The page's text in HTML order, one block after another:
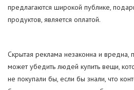
предлагаются широкой публике,
продуктов, является оплатой.
Скрытая реклама незаконна и вредна,
может убедить людей купить вещи,
не покупали бы, если бы знали, что